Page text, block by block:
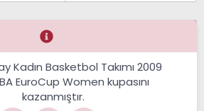
Kadın Basketbol Takımı 2009
EuroCup Women kupasını
kazanmıştır.